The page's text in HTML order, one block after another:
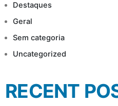
Destaques
Geral
Sem categoria
Uncategorized
RECENT